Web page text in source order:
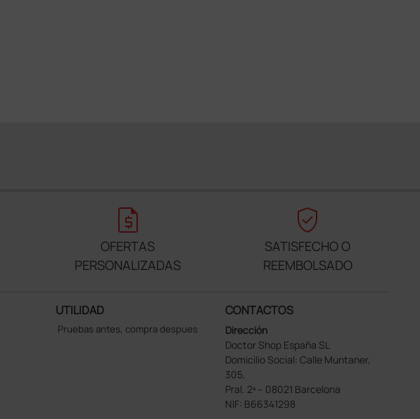
request_quote
OFERTAS
PERSONALIZADAS
verified_user
SATISFECHO O
REEMBOLSADO
UTILIDAD
Pruebas antes, compra despues
CONTACTOS
Dirección
Doctor Shop España SL
Domicilio Social: Calle Muntaner,
305,
Pral. 2ª – 08021 Barcelona
NIF: B66341298